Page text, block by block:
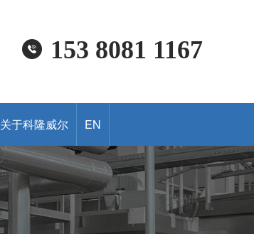
153 8081 1167
关于科隆威尔 EN